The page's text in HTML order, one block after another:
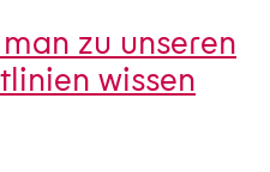
zu unseren
wissen